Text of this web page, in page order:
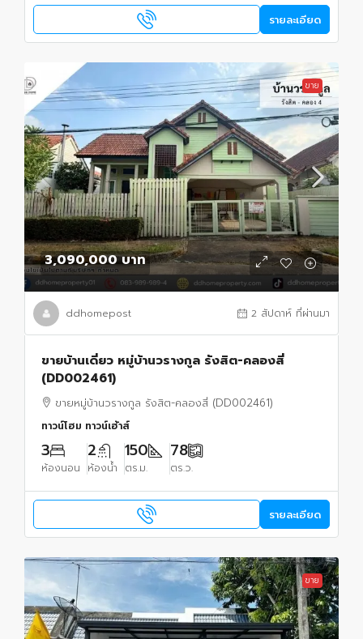
รายละเอียด
ขาย
3,090,000 บาท
ddhomepost 2 สัปดาห์ ที่ผ่านมา
ขายบ้านเดี่ยว หมู่บ้านวรางกูล รังสิต-คลองสี่
(DD002461)
ขายหมู่บ้านวรางกูล รังสิต-คลองสี่ (DD002461)
ทาวน์โฮม ทาวน์เฮ้าส์
3
ห้องนอน
2
ห้องน้ำ
150
ตร.ม.
78
ตร.ว.
รายละเอียด
ขาย